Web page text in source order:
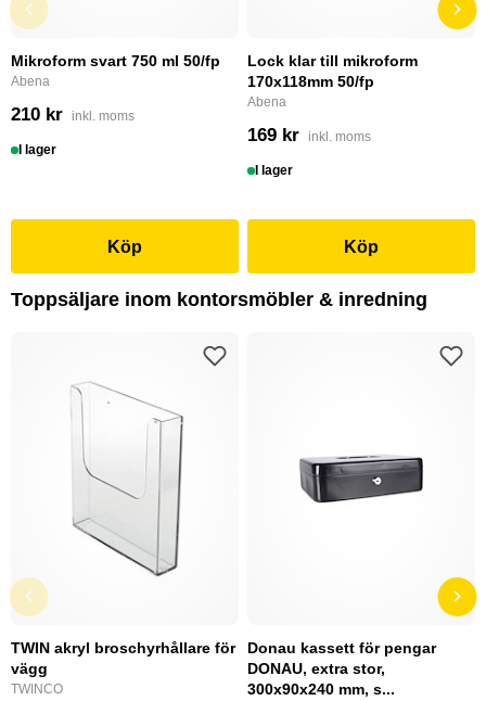
Mikroform svart 750 ml 50/fp
Abena
210 kr inkl. moms
I lager
Köp
Lock klar till mikroform
170x118mm 50/fp
Abena
169 kr inkl. moms
I lager
Köp
Toppsäljare inom kontorsmöbler & inredning
TWIN akryl broschyrhållare för
vägg
TWINCO
Donau kassett för pengar
DONAU, extra stor,
300x90x240 mm, s...